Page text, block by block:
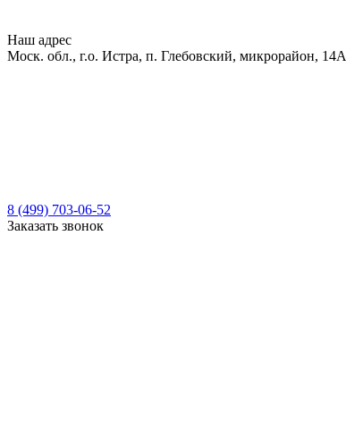
Наш адрес
Моск. обл., г.о. Истра, п. Глебовский, микрорайон, 14А
8 (499) 703-06-52
Заказать звонок